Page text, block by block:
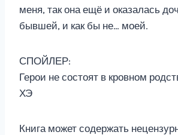
меня, так она ещё и оказалась
бывшей, и как бы не… моей.
СПОЙЛЕР:
Герои не состоят в кровном
ХЭ
Книга может содержать